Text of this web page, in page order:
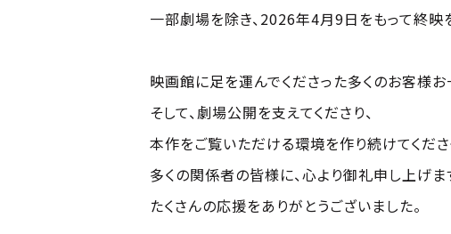
一部劇場を除き、2026年4月9日をもって終映
映画館に足を運んでくださった多くのお客様お
そして、劇場公開を支えてくださり、
本作をご覧いただける環境を作り続けてくだ
多くの関係者の皆様に、心より御礼申し上げま
たくさんの応援をありがとうございました。